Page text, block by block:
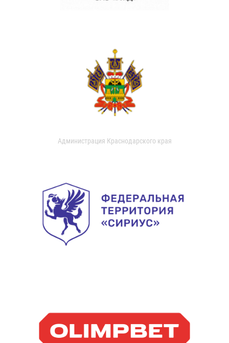
Администрация Краснодарского края